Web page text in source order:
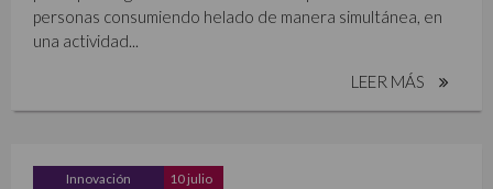
personas consumiendo helado de manera simultánea, en
una actividad...
LEER MÁS
Innovación 10 julio